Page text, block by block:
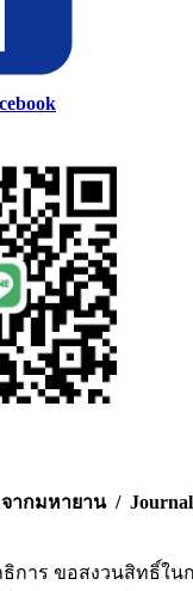
ากมหายาน / Journal
ขอสงวนสิทธิ์ในก